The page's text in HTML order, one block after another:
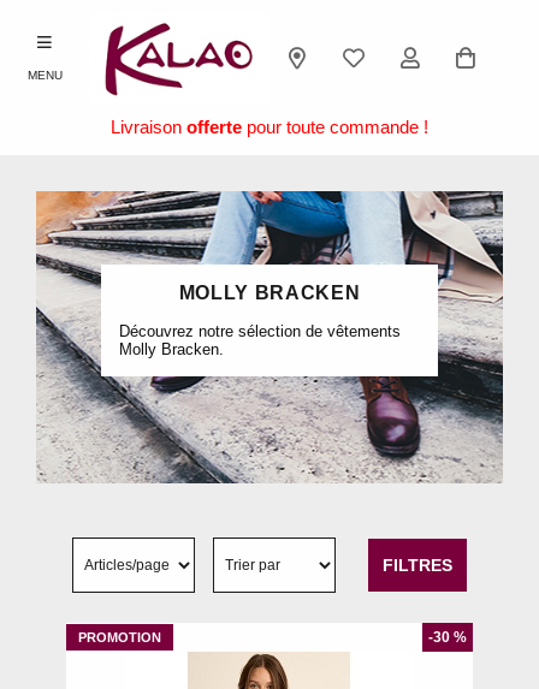
MENU
Livraison offerte pour toute commande !
MOLLY BRACKEN
Découvrez notre sélection de vêtements
Molly Bracken.
FILTRES
-30 %